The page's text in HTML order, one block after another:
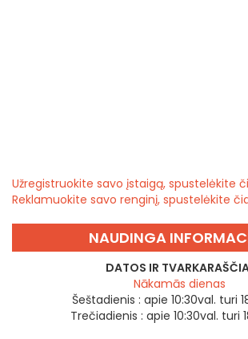
Užregistruokite savo įstaigą, spustelėkite
Reklamuokite savo renginį, spustelėkite
NAUDINGA
DATOS IR
Nākamās dienas
Šeštadienis : apie 10:30val. turi
Trečiadienis : apie 10:30val. turi